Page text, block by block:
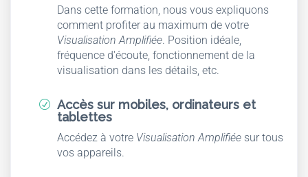
Dans cette formation, nous vous expliquons
comment profiter au maximum de votre
Visualisation Amplifiée. Position idéale,
fréquence d'écoute, fonctionnement de la
visualisation dans les détails, etc.
R
Accès sur mobiles, ordinateurs et
tablettes
Accédez à votre Visualisation Amplifiée sur tous
vos appareils.